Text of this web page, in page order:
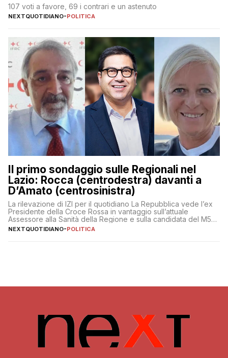
107 voti a favore, 69 i contrari e un astenuto
NEXTQUOTIDIANO-POLITICA
Il primo sondaggio sulle Regionali nel
Lazio: Rocca (centrodestra) davanti a
D’Amato (centrosinistra)
La rilevazione di IZI per il quotidiano La Repubblica vede l’ex
Presidente della Croce Rossa in vantaggio sull’attuale
Assessore alla Sanità della Regione e sulla candidata del M5S
Donatella Bianchi
NEXTQUOTIDIANO-POLITICA